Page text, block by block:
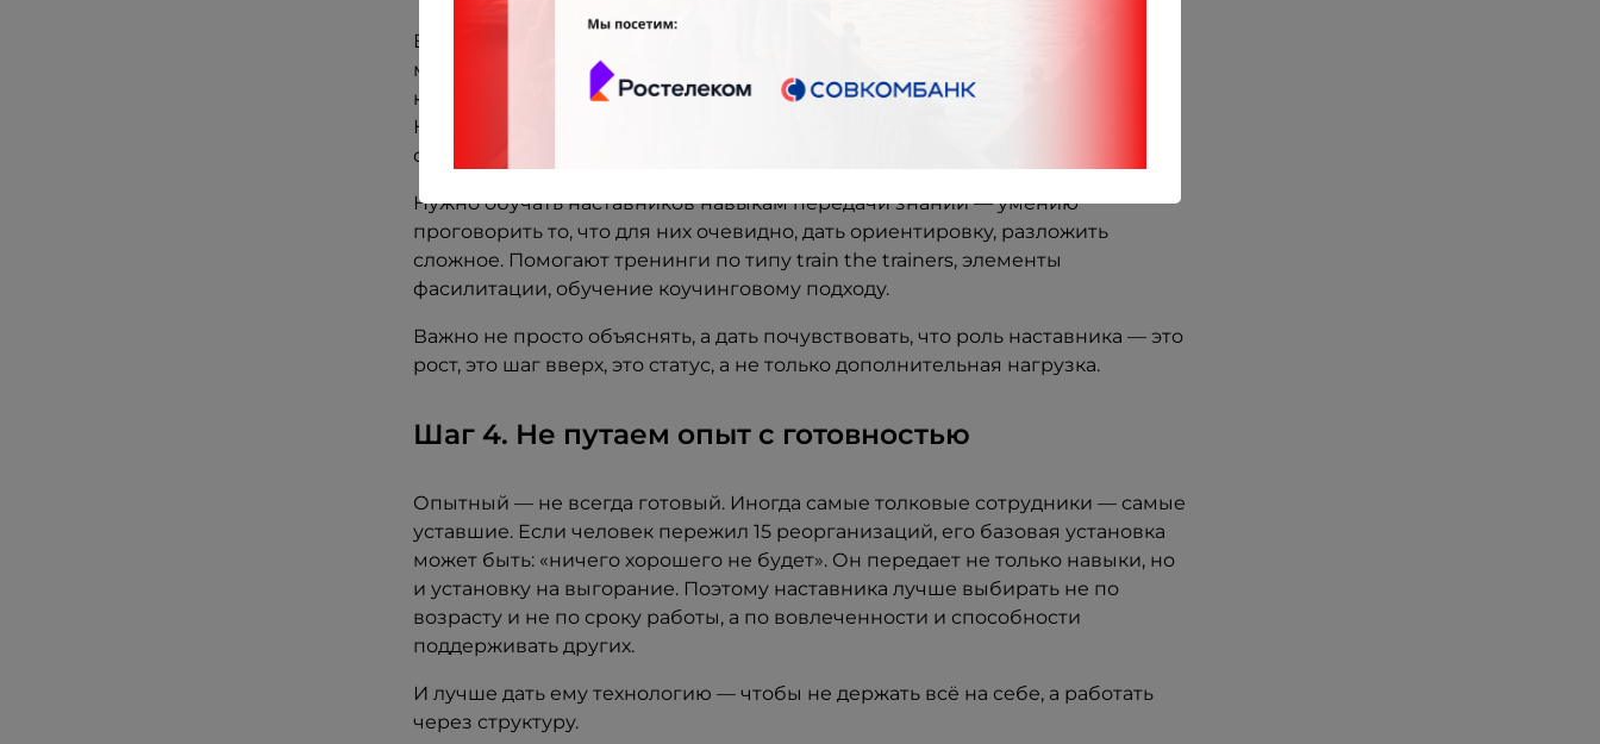
В массовом сознании это до сих пор образ из фильма «Афоня»: пьющий
мастер, который шутит про неопытную молодежь. Или наоборот — человек,
которого насильно назначили «отвечать за новичков» и теперь он ворчит.
Но наставник — это не бытовая фигура. Это человек, обладающий
определенной способностью к «артикуляции» своей деятельностью.
Нужно обучать наставников навыкам передачи знаний — умению
проговорить то, что для них очевидно, дать ориентировку, разложить
сложное. Помогают тренинги по типу train the trainers, элементы
фасилитации, обучение коучинговому подходу.
Важно не просто объяснять, а дать почувствовать, что роль наставника — это
рост, это шаг вверх, это статус, а не только дополнительная нагрузка.
Шаг 4. Не путаем опыт с готовностью
Опытный — не всегда готовый. Иногда самые толковые сотрудники — самые
уставшие. Если человек пережил 15 реорганизаций, его базовая установка
может быть: «ничего хорошего не будет». Он передает не только навыки, но
и установку на выгорание. Поэтому наставника лучше выбирать не по
возрасту и не по сроку работы, а по вовлеченности и способности
поддерживать других.
И лучше дать ему технологию — чтобы не держать всё на себе, а работать
через структуру.